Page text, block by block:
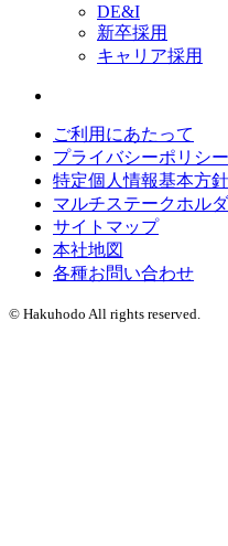
DE&I
新卒採用
キャリア採用
ご利用にあたって
プライバシーポリシー
特定個人情報基本方針
マルチステークホル
サイトマップ
本社地図
各種お問い合わせ
© Hakuhodo All rights reserved.